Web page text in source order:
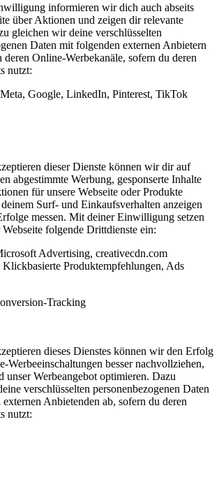
informieren wir dich auch abseits
über Aktionen und zeigen dir relevante
gleichen wir deine verschlüsselten
Daten mit folgenden externen Anbietern
deren Online-Werbekanäle, sofern du deren
nutzt:
Google, LinkedIn, Pinterest, TikTok
dieser Dienste können wir dir auf
abgestimmte Werbung, gesponserte Inhalte
für unsere Webseite oder Produkte
Surf- und Einkaufsverhalten anzeigen
messen. Mit deiner Einwilligung setzen
folgende Drittdienste ein:
Advertising, creativecdn.com
Produktempfehlungen, Ads
Tracking
dieses Dienstes können wir den Erfolg
Werbeeinschaltungen besser nachvollziehen,
unser Werbeangebot optimieren. Dazu
verschlüsselten personenbezogenen Daten
Anbietenden ab, sofern du deren
nutzt: